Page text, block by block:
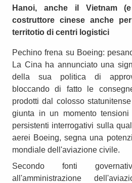
Hanoi, anche il Vietnam
costruttore cinese anche
territotio di centri logistici
Pechino frena su Boeing:
La Cina ha annunciato una
della sua politica di
bloccando di fatto le
prodotti dal colosso
giunta in un momento
persistenti interrogativi sulla
aerei Boeing, segna una
mondiale dell'aviazione civile.
Secondo fonti
all'amministrazione